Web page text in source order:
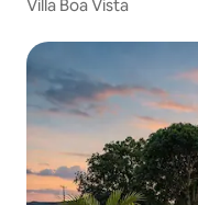
Villa Boa Vista